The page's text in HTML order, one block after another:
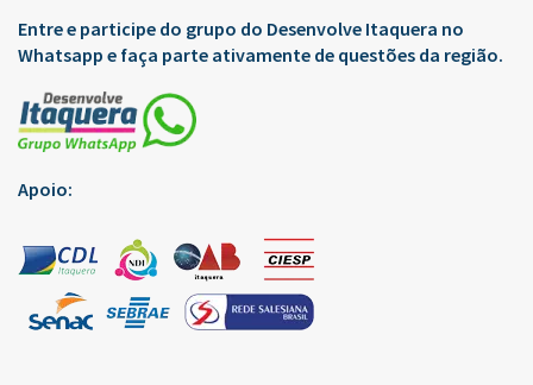
Entre e participe do grupo do Desenvolve Itaquera no
Whatsapp e faça parte ativamente de questões da região.
Apoio: